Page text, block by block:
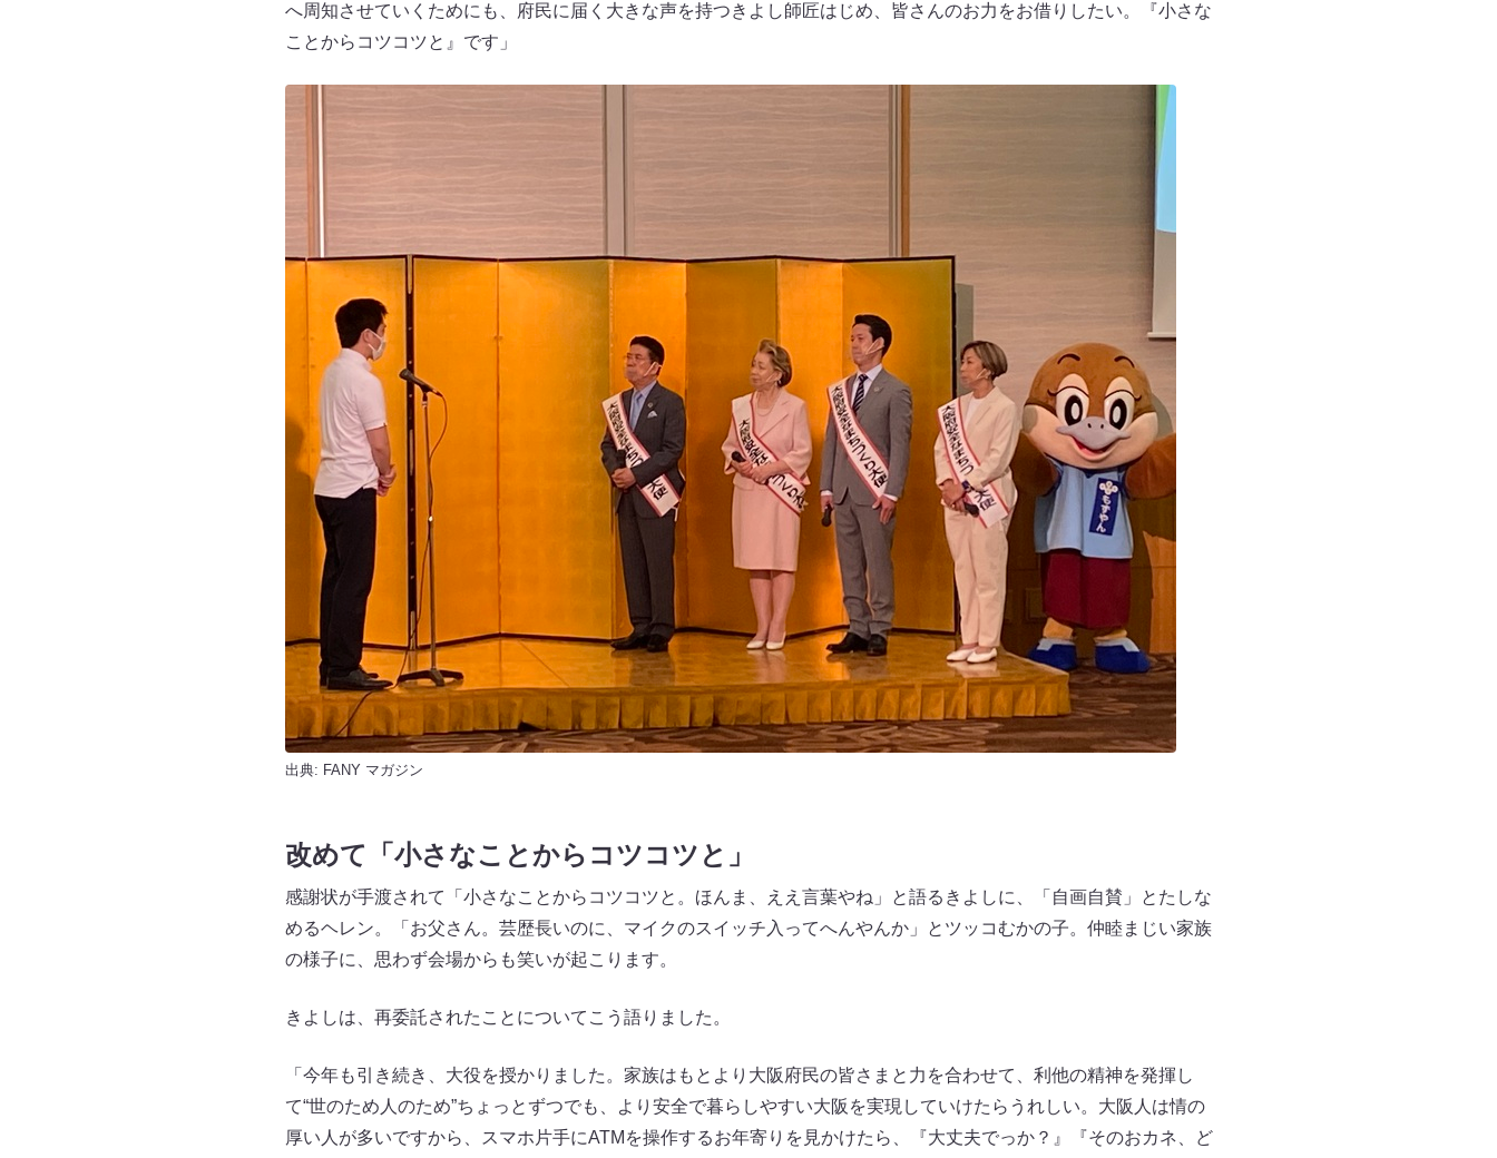
へ周知させていくためにも、府民に届く大きな声を持つきよし師匠はじめ、皆さんのお力をお借りしたい。『小さな
ことからコツコツと』です」
出典: FANY マガジン
改めて「小さなことからコツコツと」
感謝状が手渡されて「小さなことからコツコツと。ほんま、ええ言葉やね」と語るきよしに、「自画自賛」とたしな
めるヘレン。「お父さん。芸歴長いのに、マイクのスイッチ入ってへんやんか」とツッコむかの子。仲睦まじい家族
の様子に、思わず会場からも笑いが起こります。
きよしは、再委託されたことについてこう語りました。
「今年も引き続き、大役を授かりました。家族はもとより大阪府民の皆さまと力を合わせて、利他の精神を発揮し
て“世のため人のため”ちょっとずつでも、より安全で暮らしやすい大阪を実現していけたらうれしい。大阪人は情の
厚い人が多いですから、スマホ片手にATMを操作するお年寄りを見かけたら、『大丈夫でっか？』『そのおカネ、ど